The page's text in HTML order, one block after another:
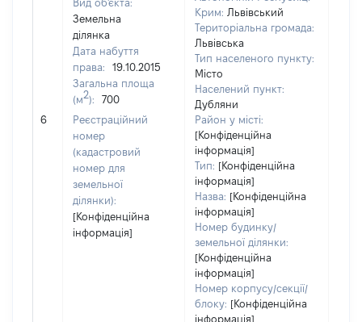
6
Вид об'єкта:
Земельна
ділянка
Дата набуття
права:
19.10.2015
Загальна площа
(м2):
700
Реєстраційний
номер
(кадастровий
номер для
земельної
ділянки):
[Конфіденційна
інформація]
Крим: Львівський
Територіальна громада:
Львівська
Тип населеного пункту:
Місто
Населений пункт:
Дубляни
Район у місті:
[Конфіденційна
інформація]
Тип: [Конфіденційна
інформація]
Назва: [Конфіденційна
інформація]
Номер будинку/
земельної ділянки:
[Конфіденційна
інформація]
Номер корпусу/секції/
блоку: [Конфіденційна
інформація]